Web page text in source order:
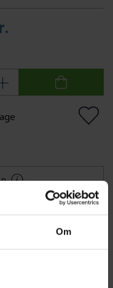
Om
Specifikationer